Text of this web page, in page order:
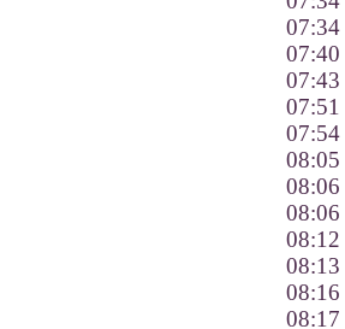
07:34
07:40
07:43
07:51
07:54
08:05
08:06
08:06
08:12
08:13
08:16
08:17